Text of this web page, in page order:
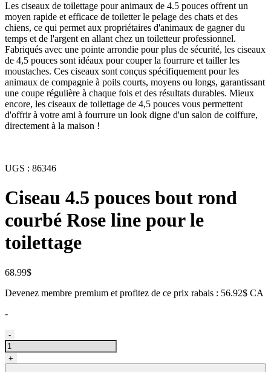
Les ciseaux de toilettage pour animaux de 4.5 pouces offrent un
moyen rapide et efficace de toiletter le pelage des chats et des
chiens, ce qui permet aux propriétaires d'animaux de gagner du
temps et de l'argent en allant chez un toiletteur professionnel.
Fabriqués avec une pointe arrondie pour plus de sécurité, les ciseaux
de 4,5 pouces sont idéaux pour couper la fourrure et tailler les
moustaches. Ces ciseaux sont conçus spécifiquement pour les
animaux de compagnie à poils courts, moyens ou longs, garantissant
une coupe régulière à chaque fois et des résultats durables. Mieux
encore, les ciseaux de toilettage de 4,5 pouces vous permettent
d'offrir à votre ami à fourrure un look digne d'un salon de coiffure,
directement à la maison !
UGS : 86346
Ciseau 4.5 pouces bout rond
courbé Rose line pour le
toilettage
68.99$
Devenez membre premium et profitez de ce prix rabais : 56.92$ CA
-
quantité
de
Ciseau
4.5
-
+